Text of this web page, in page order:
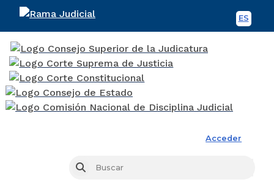
ES
Acceder
Buscar